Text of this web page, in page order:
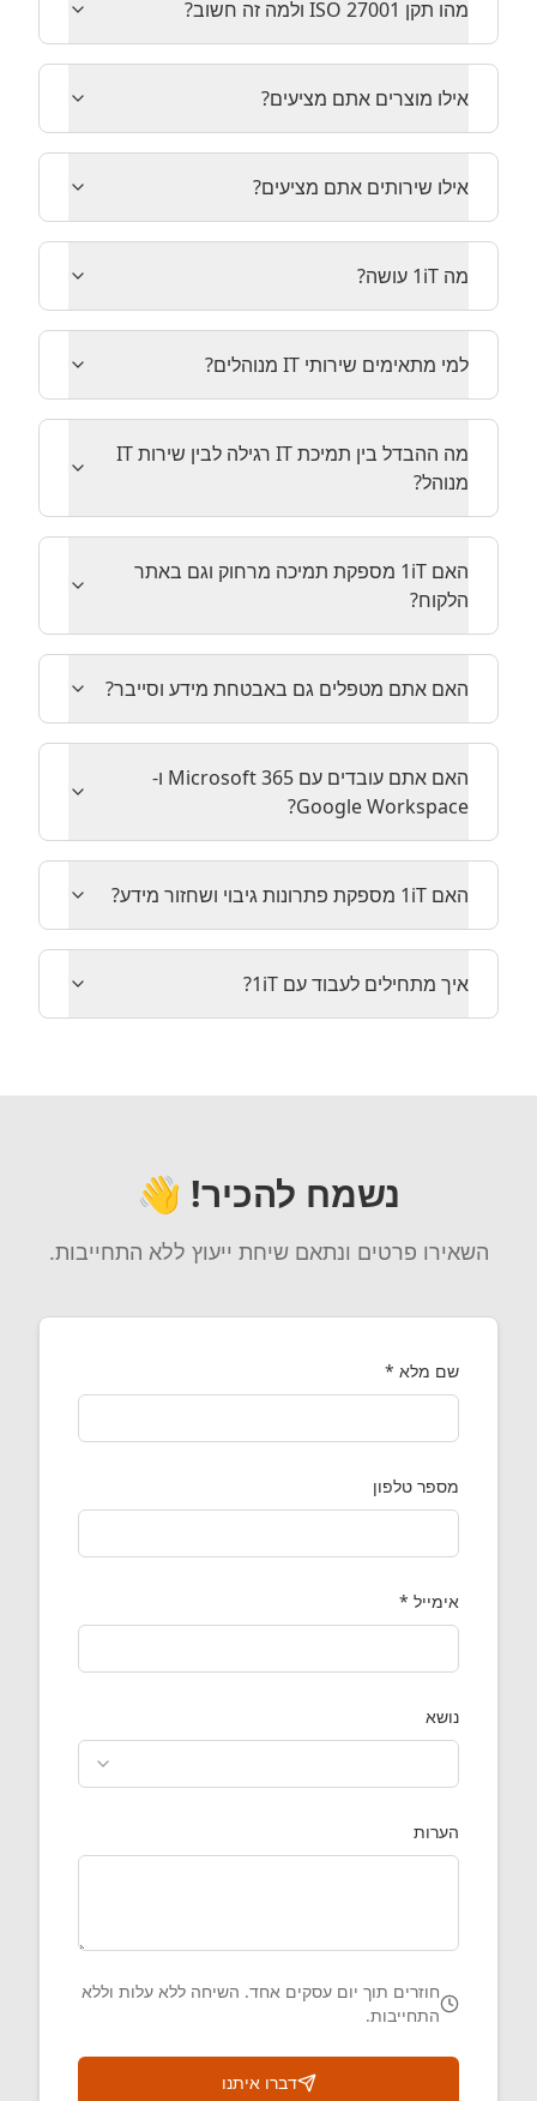
מהו תקן ISO 27001 ולמה זה חשוב?
אילו מוצרים אתם מציעים?
אילו שירותים אתם מציעים?
מה 1iT עושה?
למי מתאימים שירותי IT מנוהלים?
מה ההבדל בין תמיכת IT רגילה לבין שירות IT
מנוהל?
האם 1iT מספקת תמיכה מרחוק וגם באתר
הלקוח?
האם אתם מטפלים גם באבטחת מידע וסייבר?
האם אתם עובדים עם Microsoft 365 ו-
Google Workspace?
האם 1iT מספקת פתרונות גיבוי ושחזור מידע?
איך מתחילים לעבוד עם 1iT?
נשמח להכיר! 👋
השאירו פרטים ונתאם שיחת ייעוץ ללא התחייבות.
שם מלא *
מספר טלפון
אימייל *
נושא
הערות
חוזרים תוך יום עסקים אחד. השיחה ללא עלות וללא
התחייבות.
דברו איתנו